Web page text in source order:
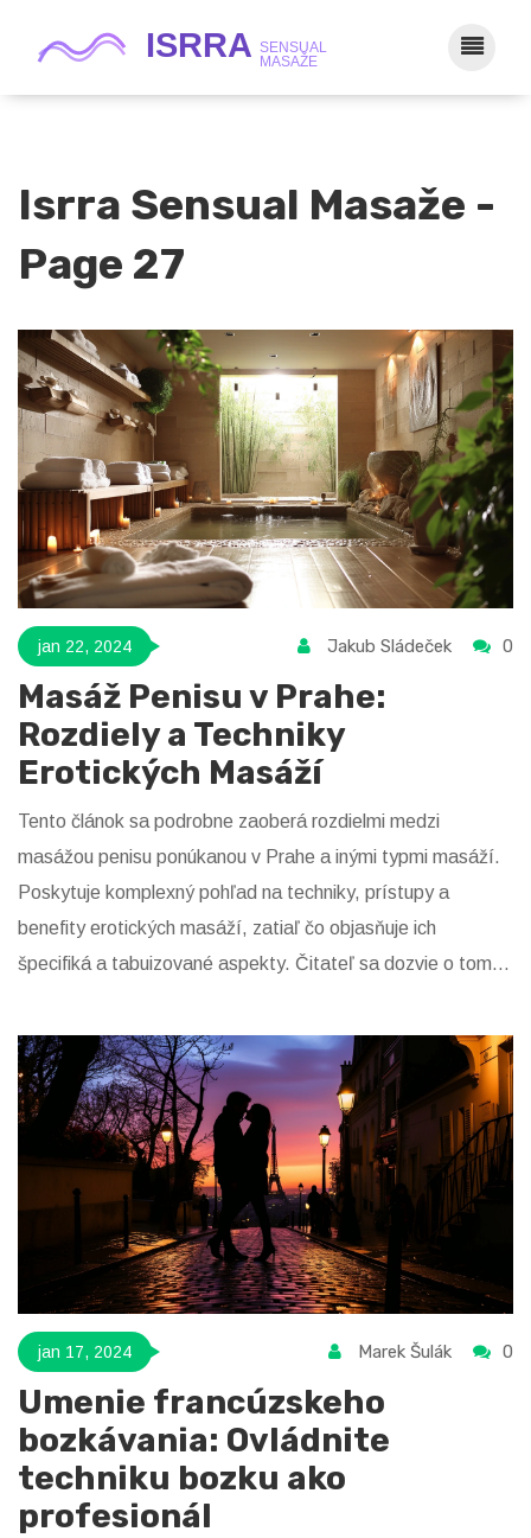
Isrra Sensual Masaže -
Page 27
jan 22, 2024 Jakub Sládeček 0
Masáž Penisu v Prahe:
Rozdiely a Techniky
Erotických Masáží
Tento článok sa podrobne zaoberá rozdielmi medzi
masážou penisu ponúkanou v Prahe a inými typmi masáží.
Poskytuje komplexný pohľad na techniky, prístupy a
benefity erotických masáží, zatiaľ čo objasňuje ich
špecifiká a tabuizované aspekty. Čitateľ sa dozvie o tom,
nájsť kvalitné služby v Prahe.
jan 17, 2024 Marek Šulák 0
Umenie francúzskeho
bozkávania: Ovládnite
techniku bozku ako
profesionál